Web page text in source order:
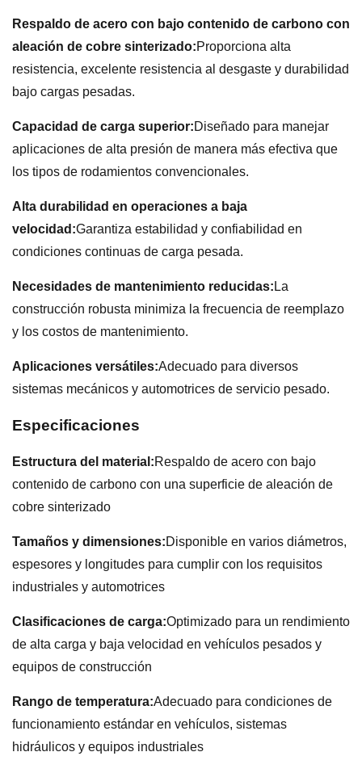
Respaldo de acero con bajo contenido de carbono con
aleación de cobre sinterizado:Proporciona alta
resistencia, excelente resistencia al desgaste y durabilidad
bajo cargas pesadas.
Capacidad de carga superior:Diseñado para manejar
aplicaciones de alta presión de manera más efectiva que
los tipos de rodamientos convencionales.
Alta durabilidad en operaciones a baja
velocidad:Garantiza estabilidad y confiabilidad en
condiciones continuas de carga pesada.
Necesidades de mantenimiento reducidas: La
construcción robusta minimiza la frecuencia de reemplazo
y los costos de mantenimiento.
Aplicaciones versátiles:Adecuado para diversos
sistemas mecánicos y automotrices de servicio pesado.
Especificaciones
Estructura del material:Respaldo de acero con bajo
contenido de carbono con una superficie de aleación de
cobre sinterizado
Tamaños y dimensiones:Disponible en varios diámetros,
espesores y longitudes para cumplir con los requisitos
industriales y automotrices
Clasificaciones de carga:Optimizado para un rendimiento
de alta carga y baja velocidad en vehículos pesados y
equipos de construcción
Rango de temperatura:Adecuado para condiciones de
funcionamiento estándar en vehículos, sistemas
hidráulicos y equipos industriales